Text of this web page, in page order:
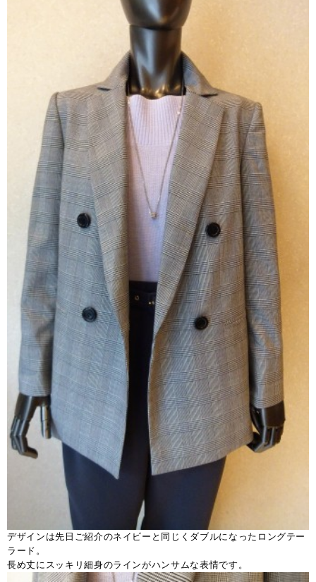
デザインは先日ご紹介のネイビーと同じくダブルになったロングテー
ラード。
長め丈にスッキリ細身のラインがハンサムな表情です。